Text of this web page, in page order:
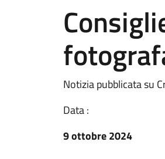
Notizia pubblicata su
Data :
9 ottobre 2024